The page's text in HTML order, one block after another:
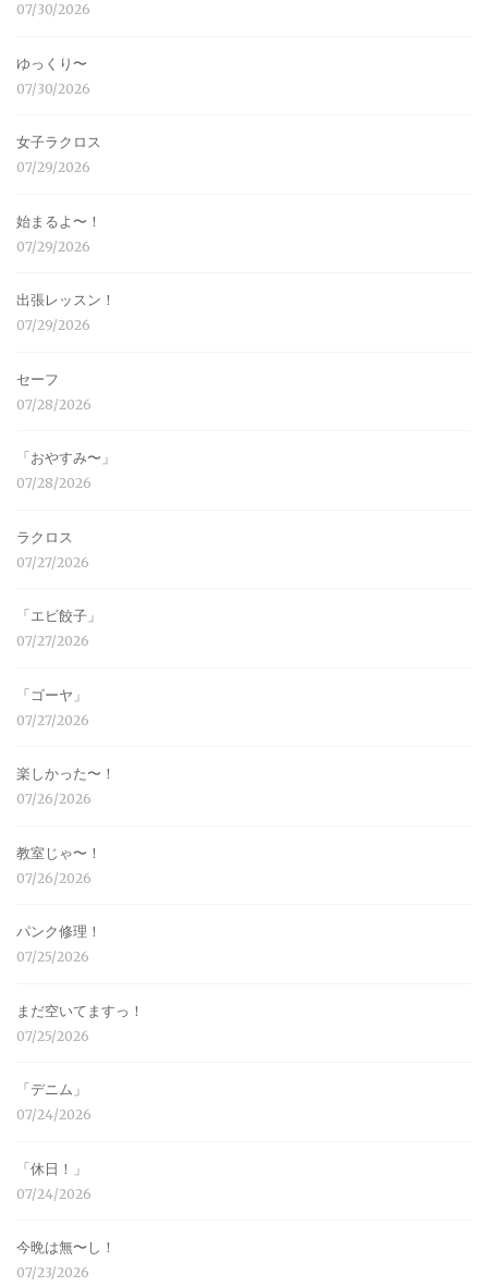
07/30/2026
ゆっくり〜
07/30/2026
女子ラクロス
07/29/2026
始まるよ〜！
07/29/2026
出張レッスン！
07/29/2026
セーフ
07/28/2026
「おやすみ〜」
07/28/2026
ラクロス
07/27/2026
「エビ餃子」
07/27/2026
「ゴーヤ」
07/27/2026
楽しかった〜！
07/26/2026
教室じゃ〜！
07/26/2026
パンク修理！
07/25/2026
まだ空いてますっ！
07/25/2026
「デニム」
07/24/2026
「休日！」
07/24/2026
今晩は無〜し！
07/23/2026